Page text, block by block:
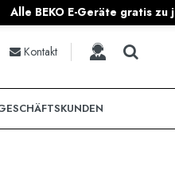
| ruyahome: 7x
Kontakt